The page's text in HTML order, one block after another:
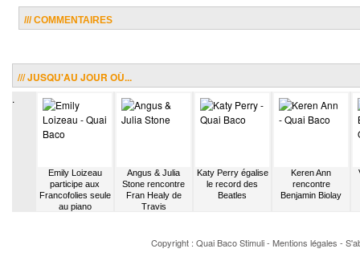
/// COMMENTAIRES
/// JUSQU'AU JOUR OÙ...
.
Emily Loizeau
participe aux
Francofolies seule
au piano
Angus & Julia
Stone rencontre
Fran Healy de
Travis
Katy Perry égalise
le record des
Beatles
Keren Ann
rencontre
Benjamin Biolay
Copyright : Quai BacoStimuli- Mentions légales -